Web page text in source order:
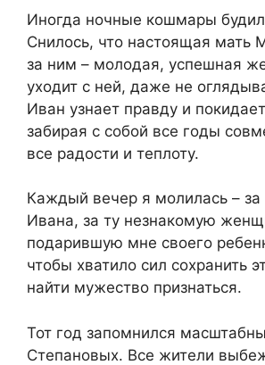
Иногда ночные кошмары
Снилось, что настоящая мать
за ним – молодая, успешная
уходит с ней, даже не
Иван узнает правду и
забирая с собой все годы
все радости и теплоту.
Каждый вечер я молилась –
Ивана, за ту незнакомую
подарившую мне своего
чтобы хватило сил сохранить
найти мужество признаться.
Тот год запомнился
Степановых. Все жители